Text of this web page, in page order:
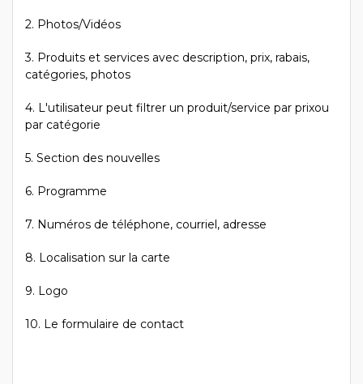
2. Photos/Vidéos
3. Produits et services avec description, prix, rabais,
catégories, photos
4. L'utilisateur peut filtrer un produit/service par prixou
par catégorie
5. Section des nouvelles
6. Programme
7. Numéros de téléphone, courriel, adresse
8. Localisation sur la carte
9. Logo
10. Le formulaire de contact